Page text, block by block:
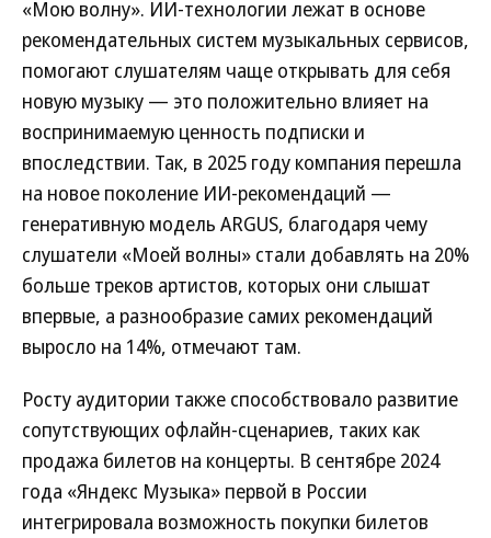
«Мою волну». ИИ-технологии лежат в основе
рекомендательных систем музыкальных сервисов,
помогают слушателям чаще открывать для себя
новую музыку — это положительно влияет на
воспринимаемую ценность подписки и
впоследствии. Так, в 2025 году компания перешла
на новое поколение ИИ-рекомендаций —
генеративную модель ARGUS, благодаря чему
слушатели «Моей волны» стали добавлять на 20%
больше треков артистов, которых они слышат
впервые, а разнообразие самих рекомендаций
выросло на 14%, отмечают там.
Росту аудитории также способствовало развитие
сопутствующих офлайн-сценариев, таких как
продажа билетов на концерты. В сентябре 2024
года «Яндекс Музыка» первой в России
интегрировала возможность покупки билетов